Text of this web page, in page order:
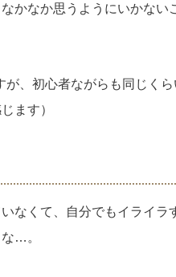
かなか思うようにいかな
が、初心者ながらも同じく
ます）
なくて、自分でもイライ
…。